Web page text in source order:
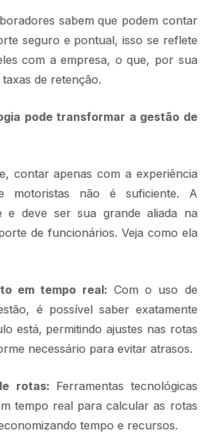
sabem que podem contar
seguro e pontual, isso se reflete
com a empresa, o que, por sua
de retenção.
pode transformar a gestão de
contar apenas com a experiência
motoristas não é suficiente. A
e deve ser sua grande aliada na
de funcionários. Veja como ela
em tempo real: Com o uso de
é possível saber exatamente
está, permitindo ajustes nas rotas
necessário para evitar atrasos.
rotas: Ferramentas tecnológicas
tempo real para calcular as rotas
tempo e recursos.